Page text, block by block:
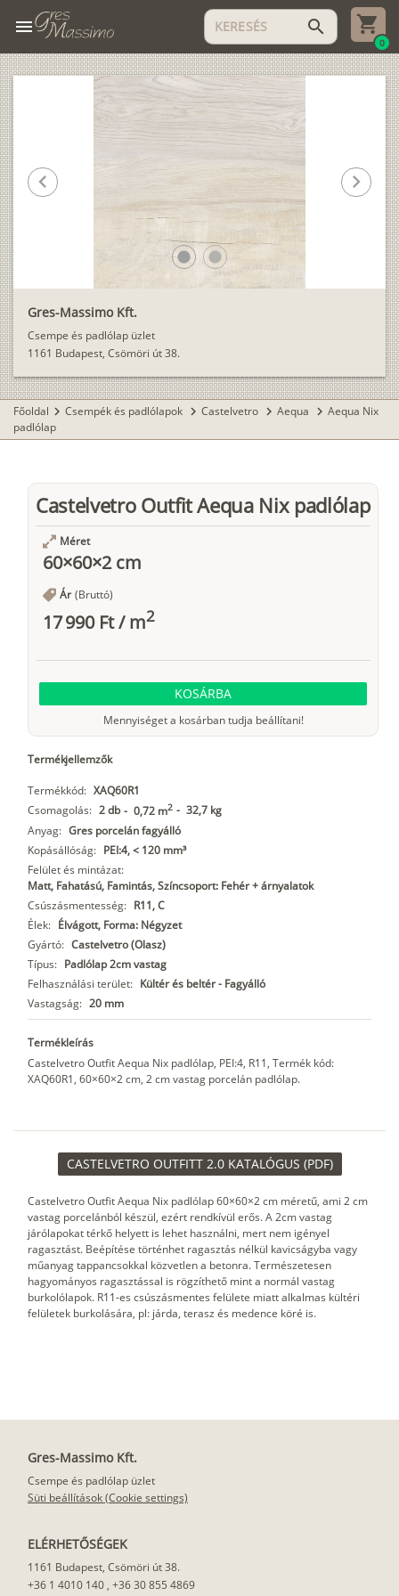
menu search
0
Gres-Massimo Kft.
Csempe és padlólap üzlet
1161 Budapest, Csömöri út 38.
lens lens
chevron_left chevron_right
Főoldal chevron_right Csempék és padlólapok chevron_right Castelvetro chevron_right Aequa chevron_right Aequa Nix
padlólap
Castelvetro Outfit Aequa Nix padlólap
Méret
60×60×2 cm
Ár (Bruttó)
17 990 Ft/m2
KOSÁRBA
Mennyiséget a kosárban tudja beállítani!
Termékjellemzők
Termékkód: XAQ60R1
Csomagolás: 2 db - 0,72 m2 - 32,7 kg
Anyag: Gres porcelán fagyálló
Kopásállóság: PEI:4, < 120 mm³
Felület és mintázat:
Matt, Fahatású, Famintás, Színcsoport: Fehér + árnyalatok
Csúszásmentesség: R11, C
Élek: Élvágott, Forma: Négyzet
Gyártó: Castelvetro (Olasz)
Típus: Padlólap 2cm vastag
Felhasználási terület: Kültér és beltér - Fagyálló
Vastagság: 20 mm
Termékleírás
Castelvetro Outfit Aequa Nix padlólap, PEI:4, R11, Termék kód:
XAQ60R1, 60×60×2 cm, 2 cm vastag porcelán padlólap.
CASTELVETRO OUTFITT 2.0 KATALÓGUS (PDF)
Castelvetro Outfit Aequa Nix padlólap 60×60×2 cm méretű, ami 2 cm
vastag porcelánból készül, ezért rendkívül erős. A 2cm vastag
járólapokat térkő helyett is lehet használni, mert nem igényel
ragasztást. Beépítése történhet ragasztás nélkül kavicságyba vagy
műanyag tappancsokkal közvetlen a betonra. Természetesen
hagyományos ragasztással is rögzíthető mint a normál vastag
burkolólapok. R11-es csúszásmentes felülete miatt alkalmas kültéri
felületek burkolására, pl: járda, terasz és medence köré is.
Gres-Massimo Kft.
Csempe és padlólap üzlet
Süti beállítások (Cookie settings)
ELÉRHETŐSÉGEK
1161 Budapest, Csömöri út 38.
+36 1 4010 140 , +36 30 855 4869